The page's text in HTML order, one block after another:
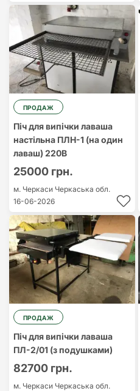
ПРОДАЖ
Піч для випічки лаваша
настільна ПЛН-1 (на один
лаваш) 220В
25000 грн.
м. Черкаси Черкаська обл.
16-06-2026
ПРОДАЖ
Піч для випічки лаваша
ПЛ-2/01 (з подушками)
82700 грн.
м. Черкаси Черкаська обл.